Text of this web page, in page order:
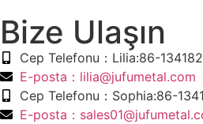
Bize Ulaşın
​Cep Telefonu：Lilia:86-
​E-posta​：lilia@jufumetal.com
​Cep Telefonu：Sophia:86-
​E-posta​：